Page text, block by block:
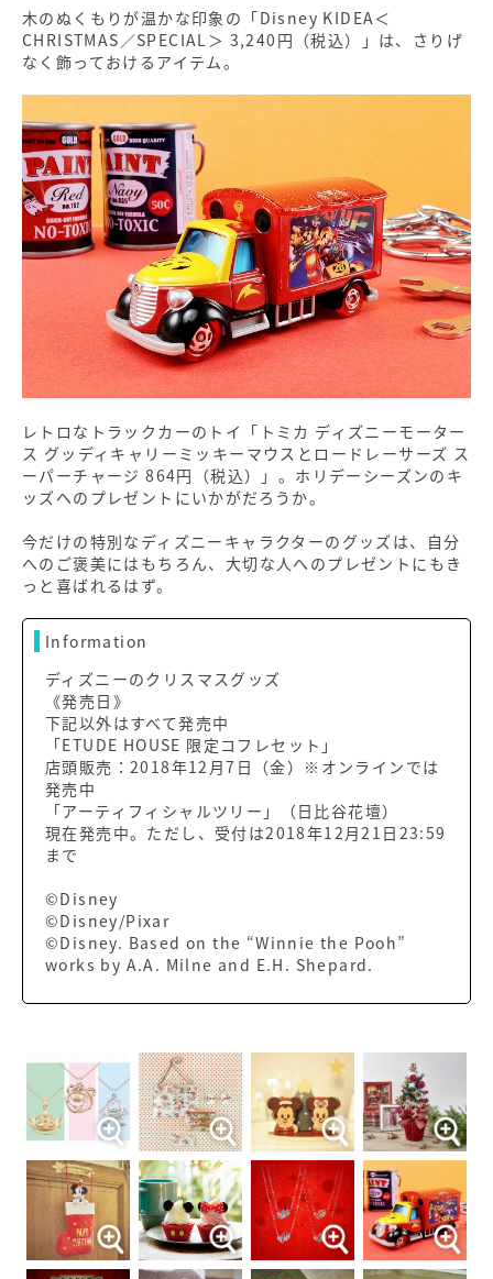
木のぬくもりが温かな印象の「Disney KIDEA＜
CHRISTMAS／SPECIAL＞ 3,240円（税込）」は、さりげ
なく飾っておけるアイテム。
レトロなトラックカーのトイ「トミカ ディズニーモーター
ス グッディキャリーミッキーマウスとロードレーサーズ ス
ーパーチャージ 864円（税込）」。ホリデーシーズンのキ
ッズへのプレゼントにいかがだろうか。
今だけの特別なディズニーキャラクターのグッズは、自分
へのご褒美にはもちろん、大切な人へのプレゼントにもき
っと喜ばれるはず。
Information
ディズニーのクリスマスグッズ
《発売日》
下記以外はすべて発売中
「ETUDE HOUSE 限定コフレセット」
店頭販売：2018年12月7日（金）※オンラインでは
発売中
「アーティフィシャルツリー」（日比谷花壇）
現在発売中。ただし、受付は2018年12月21日23:59
まで
©Disney
©Disney/Pixar
©Disney. Based on the “Winnie the Pooh”
works by A.A. Milne and E.H. Shepard.